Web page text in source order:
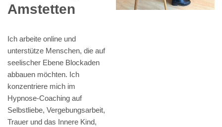
Amstetten
Ich arbeite online und
unterstütze Menschen, die auf
seelischer Ebene Blockaden
abbauen möchten. Ich
konzentriere mich im
Hypnose-Coaching auf
Selbstliebe, Vergebungsarbeit,
Trauer und das Innere Kind,